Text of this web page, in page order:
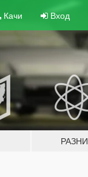
Качи Вход
РАЗНИ